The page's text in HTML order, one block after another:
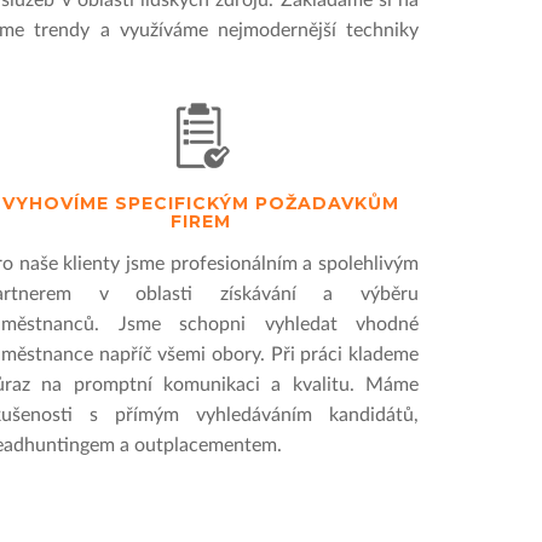
trendy a využíváme nejmodernější techniky
VYHOVÍME SPECIFICKÝM POŽADAVKŮM
FIREM
naše klienty jsme profesionálním a spolehlivým
v oblasti získávání a výběru
Jsme schopni vyhledat vhodné
napříč všemi obory. Při práci klademe
na promptní komunikaci a kvalitu. Máme
s přímým vyhledáváním kandidátů,
a outplacementem.